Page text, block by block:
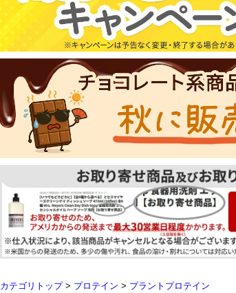
カテゴリトップ> プロテイン > プラントプロテイン